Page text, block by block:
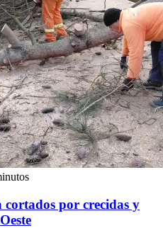
cortados por crecidas y